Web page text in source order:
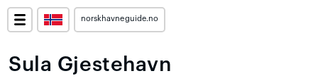
norskhavneguide.no
Sula Gjestehavn